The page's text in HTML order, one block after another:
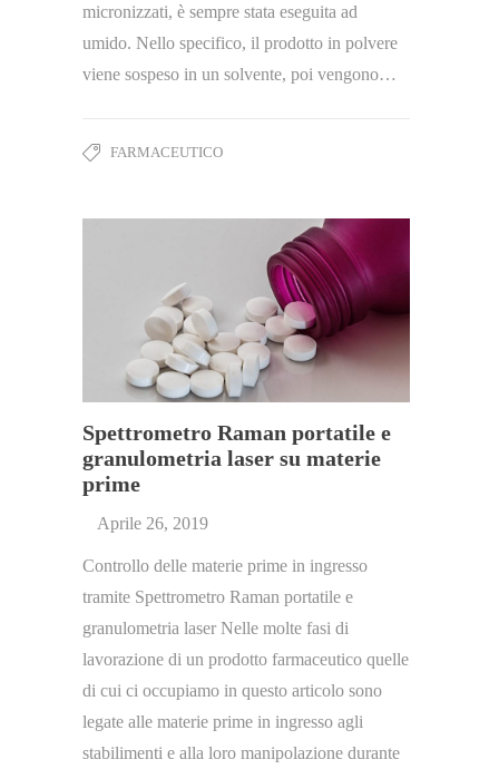
micronizzati, è sempre stata eseguita ad
umido. Nello specifico, il prodotto in polvere
viene sospeso in un solvente, poi vengono…
FARMACEUTICO
Spettrometro Raman portatile e
granulometria laser su materie
prime
Aprile 26, 2019
Controllo delle materie prime in ingresso
tramite Spettrometro Raman portatile e
granulometria laser Nelle molte fasi di
lavorazione di un prodotto farmaceutico quelle
di cui ci occupiamo in questo articolo sono
legate alle materie prime in ingresso agli
stabilimenti e alla loro manipolazione durante